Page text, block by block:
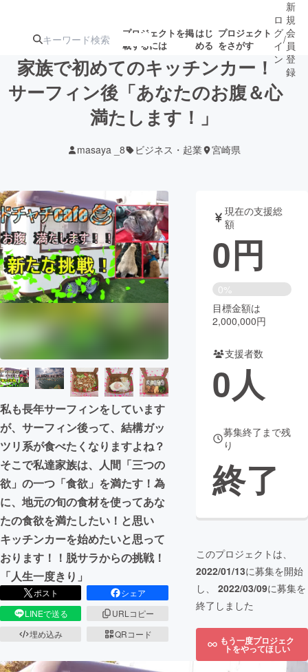
プロジェクトを掲
載するには
はじ
める
プロジェクト
をさがす
注目のリ 注目の新着プロ募集終了が近いプ
ロジェクト
テクノロジー・ガジェット
映像・映画 書籍・雑誌
ビジネス・起業 チャレンジ
CAMPFIRE for Social Good CAMPFIRE Creation
CAMPFIREふるさと納税machi-ya コミュニティ
ロ
グ
イ
ン
/
新
規
会
員
登
録
家族で初めてのキッチンカー！
サーフィン後「あなたのお腹＆心
満たします！」
masaya _8 ビジネス・起業 宮崎県
私も長年サーフィンをしています
が、サーフィン後って、結構ガッ
ツリ系が食べたくなりますよね？
そこで私達家族は、人間「三つの
欲」の一つ「食欲」を満たす！為
に、地元の旬の食材を使ってあな
たの食欲を満たしたい！と思い
キッチンカーを始めたいと思って
おります！！脱サラからの挑戦！
「人生一度きり」
ポスト
シェア
LINEで送る
URLコピー
埋め込み
QRコード
現在の支援総
額
0円
0%
目標金額は
2,000,000円
支援者数
0人
募集終了まで残
り
終了
このプロジェクトは、
2022/01/13に募集を開始
し、 2022/03/09に募集を
終了しました
もう一度プロジェク
トをやってほしい